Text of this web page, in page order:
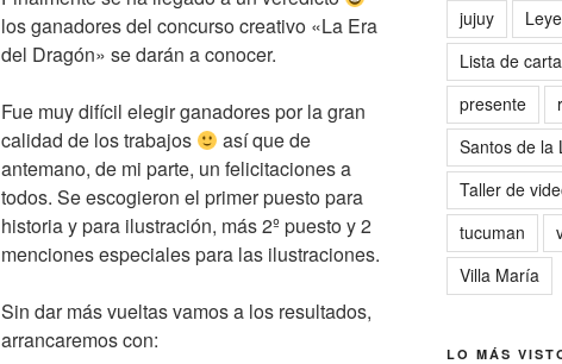
los ganadores del concurso creativo «La Era
del Dragón» se darán a conocer.
Fue muy difícil elegir ganadores por la gran
calidad de los trabajos
así que de
antemano, de mi parte, un felicitaciones a
todos. Se escogieron el primer puesto para
historia y para ilustración, más 2º puesto y 2
menciones especiales para las ilustraciones.
Sin dar más vueltas vamos a los resultados,
arrancaremos con:
jujuy
Lista de
presente
Santos de la
Taller de
tucuman
Villa María
LO MÁS